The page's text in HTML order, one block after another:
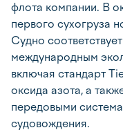
флота компании. В
первого сухогруза
Судно
международным
включая стандарт
оксида азота, а
передовыми
судовождения.